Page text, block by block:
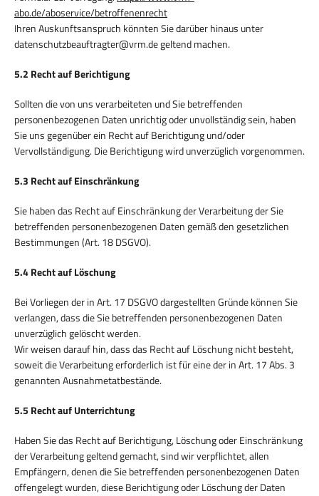
abo.de/aboservice/betroffenenrecht
Ihren Auskunftsanspruch könnten Sie darüber hinaus unter
datenschutzbeauftragter@vrm.de geltend machen.
5.2 Recht auf Berichtigung
Sollten die von uns verarbeiteten und Sie betreffenden
personenbezogenen Daten unrichtig oder unvollständig sein, haben
Sie uns gegenüber ein Recht auf Berichtigung und/oder
Vervollständigung. Die Berichtigung wird unverzüglich vorgenommen.
5.3 Recht auf Einschränkung
Sie haben das Recht auf Einschränkung der Verarbeitung der Sie
betreffenden personenbezogenen Daten gemäß den gesetzlichen
Bestimmungen (Art. 18 DSGVO).
5.4 Recht auf Löschung
Bei Vorliegen der in Art. 17 DSGVO dargestellten Gründe können Sie
verlangen, dass die Sie betreffenden personenbezogenen Daten
unverzüglich gelöscht werden.
Wir weisen darauf hin, dass das Recht auf Löschung nicht besteht,
soweit die Verarbeitung erforderlich ist für eine der in Art. 17 Abs. 3
genannten Ausnahmetatbestände.
5.5 Recht auf Unterrichtung
Haben Sie das Recht auf Berichtigung, Löschung oder Einschränkung
der Verarbeitung geltend gemacht, sind wir verpflichtet, allen
Empfängern, denen die Sie betreffenden personenbezogenen Daten
offengelegt wurden, diese Berichtigung oder Löschung der Daten